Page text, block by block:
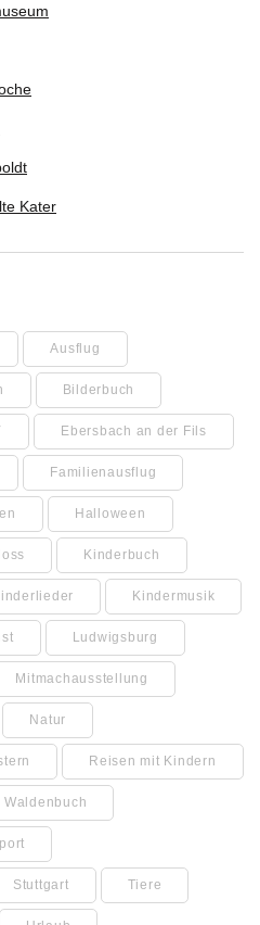
Kater
Ausflug
Bilderbuch
Ebersbach an der Fils
Familienausflug
Halloween
Kinderbuch
Kindermusik
Ludwigsburg
Mitmachausstellung
Natur
Reisen mit Kindern
Waldenbuch
Stuttgart Tiere